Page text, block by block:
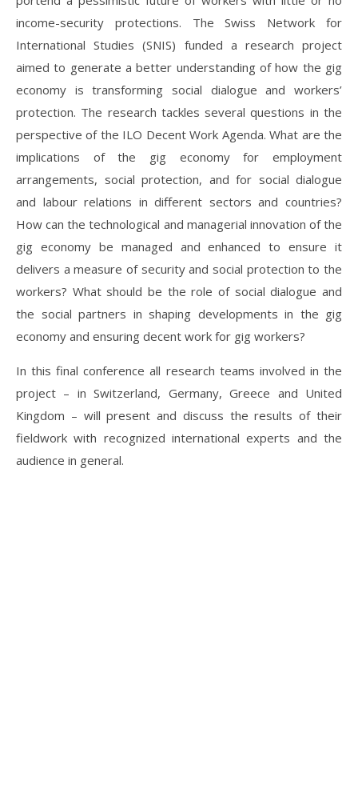
income-security protections. The Swiss Network for
International Studies (SNIS) funded a research project
aimed to generate a better understanding of how the gig
economy is transforming social dialogue and workers’
protection. The research tackles several questions in the
perspective of the ILO Decent Work Agenda. What are the
implications of the gig economy for employment
arrangements, social protection, and for social dialogue
and labour relations in different sectors and countries?
How can the technological and managerial innovation of the
gig economy be managed and enhanced to ensure it
delivers a measure of security and social protection to the
workers? What should be the role of social dialogue and
the social partners in shaping developments in the gig
economy and ensuring decent work for gig workers?
In this final conference all research teams involved in the
project – in Switzerland, Germany, Greece and United
Kingdom – will present and discuss the results of their
fieldwork with recognized international experts and the
audience in general.